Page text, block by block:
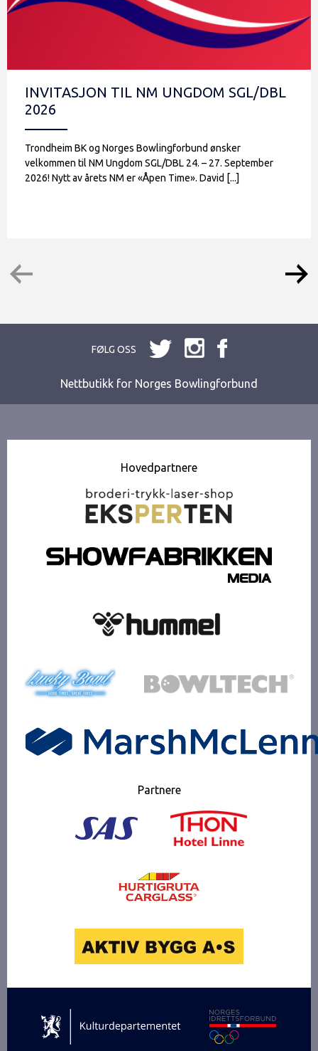
INVITASJON TIL NM UNGDOM SGL/DBL
2026
Trondheim BK og Norges Bowlingforbund ønsker
velkommen til NM Ungdom SGL/DBL 24. – 27. September
2026! Nytt av årets NM er «Åpen Time». David [...]
FØLG OSS
Nettbutikk for Norges Bowlingforbund
Hovedpartnere
Partnere